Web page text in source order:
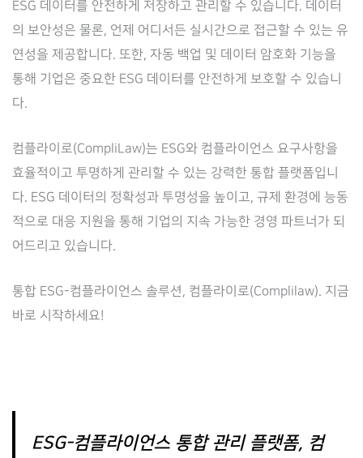
ESG 데이터를 안전하게 저장하고 관리할 수 있습니다. 데이터
의 보안성은 물론, 언제 어디서든 실시간으로 접근할 수 있는 유
연성을 제공합니다. 또한, 자동 백업 및 데이터 암호화 기능을
통해 기업은 중요한 ESG 데이터를 안전하게 보호할 수 있습니
다.
컴플라이로(CompliLaw)는 ESG와 컴플라이언스 요구사항을
효율적이고 투명하게 관리할 수 있는 강력한 통합 플랫폼입니
다. ESG 데이터의 정확성과 투명성을 높이고, 규제 환경에 능동
적으로 대응 지원을 통해 기업의 지속 가능한 경영 파트너가 되
어드리고 있습니다.
통합 ESG-컴플라이언스 솔루션, 컴플라이로(Complilaw). 지금
바로 시작하세요!
ESG-컴플라이언스 통합 관리 플랫폼, 컴